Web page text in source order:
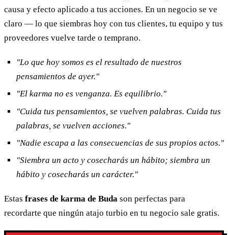
causa y efecto aplicado a tus acciones. En un negocio se ve
claro — lo que siembras hoy con tus clientes, tu equipo y tus
proveedores vuelve tarde o temprano.
"Lo que hoy somos es el resultado de nuestros
pensamientos de ayer."
"El karma no es venganza. Es equilibrio."
"Cuida tus pensamientos, se vuelven palabras. Cuida tus
palabras, se vuelven acciones."
"Nadie escapa a las consecuencias de sus propios actos."
"Siembra un acto y cosecharás un hábito; siembra un
hábito y cosecharás un carácter."
Estas frases de karma de Buda son perfectas para
recordarte que ningún atajo turbio en tu negocio sale gratis.